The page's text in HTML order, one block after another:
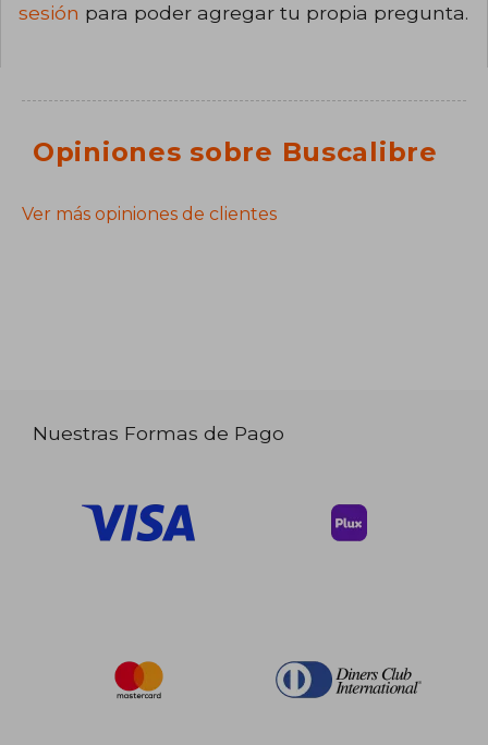
sesión para poder agregar tu propia pregunta.
Opiniones sobre Buscalibre
Ver más opiniones de clientes
Nuestras Formas de Pago